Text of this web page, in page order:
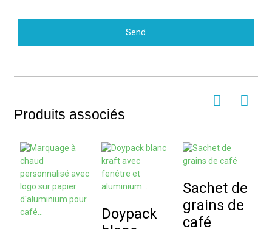
Send
Produits associés
Doypack
Sachet de
grains de
café